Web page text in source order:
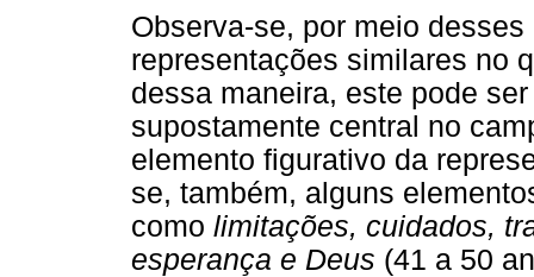
Observa-se, por meio
representações similares no
dessa maneira, este pode
supostamente central no
elemento figurativo da
se, também, alguns
como limitações, cuidados,
esperança e Deus (41 a 50